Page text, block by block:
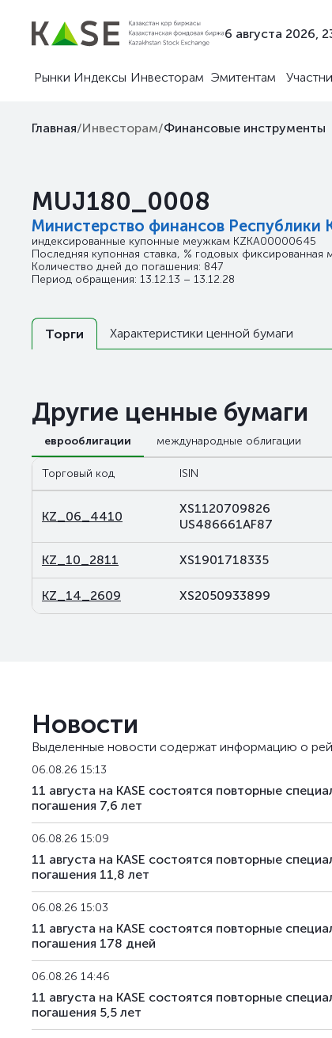
6 августа 2026,
Рынки Индексы Инвесторам Эмитентам
Главная/Инвесторам/Финансовые инструменты
MUJ180_0008
Министерство финансов Республики
индексированные купонные меужкам KZKA00000645
Последняя купонная ставка, % годовых
Количество дней до погашения: 847
Период обращения: 13.12.13 – 13.12.28
Торги Характеристики ценной бумаги
Другие ценные бумаги
еврооблигации международные облигации
Торговый код ISIN
KZ_06_4410
XS1120709826
US486661AF87
KZ_10_2811 XS1901718335
KZ_14_2609 XS2050933899
Новости
Выделенные новости содержат информацию о
06.08.26 15:13
11 августа на KASE состоятся повторные
погашения 7,6 лет
06.08.26 15:09
11 августа на KASE состоятся повторные
погашения 11,8 лет
06.08.26 15:03
11 августа на KASE состоятся повторные
погашения 178 дней
06.08.26 14:46
11 августа на KASE состоятся повторные
погашения 5,5 лет